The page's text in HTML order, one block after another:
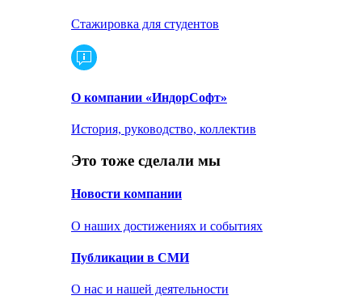
Стажировка для студентов
О компании «ИндорСофт»
История, руководство, коллектив
Это тоже сделали мы
Новости компании
О наших достижениях и событиях
Публикации в СМИ
О нас и нашей деятельности